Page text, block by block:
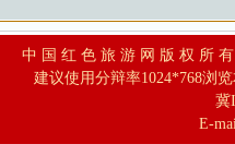
中 国 红 色 旅 游 网 版 权 所
建议使用分辩率1024*768浏
冀
E-